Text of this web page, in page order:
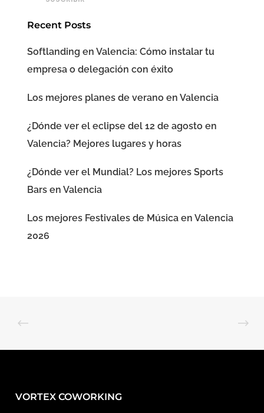
Recent Posts
Softlanding en Valencia: Cómo instalar tu
empresa o delegación con éxito
Los mejores planes de verano en Valencia
¿Dónde ver el eclipse del 12 de agosto en
Valencia? Mejores lugares y horas
¿Dónde ver el Mundial? Los mejores Sports
Bars en Valencia
Los mejores Festivales de Música en Valencia
2026
VORTEX COWORKING